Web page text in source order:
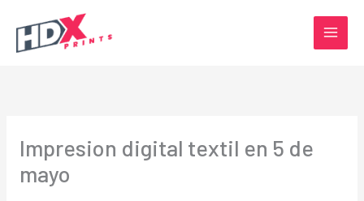
contenido
Impresion digital textil en 5 de
mayo